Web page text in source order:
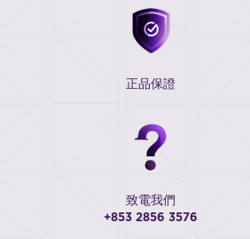
正品保證
致電我們
+853 2856 3576